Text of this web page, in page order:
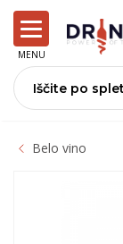
MENU
Belo vino